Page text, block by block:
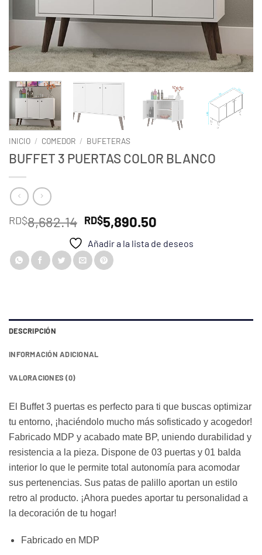
INICIO / COMEDOR / BUFETERAS
BUFFET 3 PUERTAS COLOR BLANCO
RD$8,682.14 El
original
era:
RD$5,890.50
actual
Añadir a la lista de deseos
DESCRIPCIÓN
INFORMACIÓN ADICIONAL
VALORACIONES (0)
El Buffet 3 puertas es perfecto para ti que buscas optimizar
tu entorno, ¡haciéndolo mucho más sofisticado y acogedor!
Fabricado MDP y acabado mate BP, uniendo durabilidad y
resistencia a la pieza. Dispone de 03 puertas y 01 balda
interior lo que le permite total autonomía para acomodar
sus pertenencias. Sus patas de palillo aportan un estilo
retro al producto. ¡Ahora puedes aportar tu personalidad a
la decoración de tu hogar!
Fabricado en MDP